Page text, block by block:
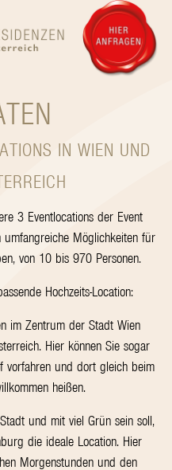
IN WIEN UND
3 Eventlocations der Event
umfangreiche Möglichkeiten für
von 10 bis 970 Personen.
Hochzeits-Location:
im Zentrum der Stadt Wien
Hier können Sie sogar
vorfahren und dort gleich beim
heißen.
und mit viel Grün sein soll,
die ideale Location. Hier
Morgenstunden und den